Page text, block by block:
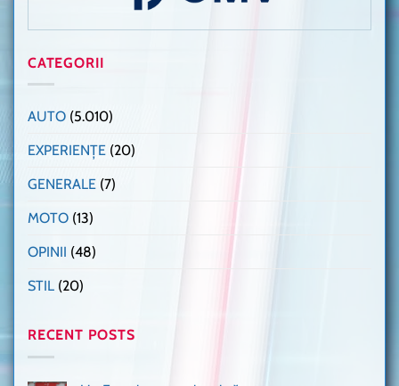
CATEGORII
AUTO (5.010)
EXPERIENȚE (20)
GENERALE (7)
MOTO (13)
OPINII (48)
STIL (20)
RECENT POSTS